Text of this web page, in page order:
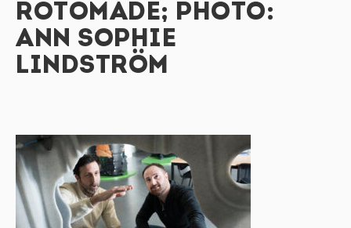
ROTOMADE; PHOTO:
ANN SOPHIE
LINDSTRÖM